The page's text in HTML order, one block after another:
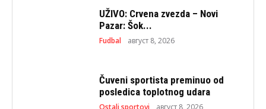
UŽIVO: Crvena zvezda – Novi
Pazar: Šok...
Fudbal август 8, 2026
Čuveni sportista preminuo od
posledica toplotnog udara
Ostali sportovi август 8, 2026